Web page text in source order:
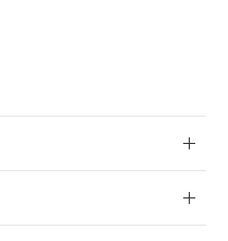
用者が、当社の製
は、
"
の「1.共同利
非含有証明書